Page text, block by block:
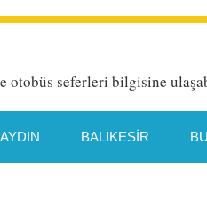
otobüs seferleri bilgisine
AYDIN BALIKESIR